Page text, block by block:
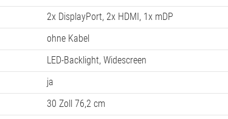
2x DisplayPort, 2x HDMI, 1x mDP
ohne Kabel
LED-Backlight, Widescreen
ja
30 Zoll 76,2 cm